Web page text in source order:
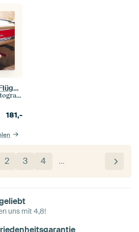
Mercedes-Benz 300 SL Flügeltürer Oldtimer Armaturenbrett
181,-
2 3 4 …
uns mit 4,8!